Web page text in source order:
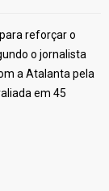
reforçar o
o jornalista
a Atalanta pela
em 45